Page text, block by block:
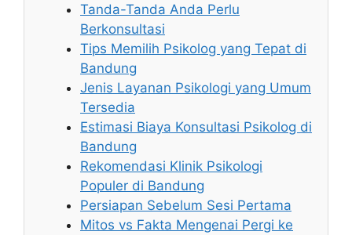
Tanda-Tanda Anda Perlu
Berkonsultasi
Tips Memilih Psikolog yang Tepat di
Bandung
Jenis Layanan Psikologi yang Umum
Tersedia
Estimasi Biaya Konsultasi Psikolog di
Bandung
Rekomendasi Klinik Psikologi
Populer di Bandung
Persiapan Sebelum Sesi Pertama
Mitos vs Fakta Mengenai Pergi ke